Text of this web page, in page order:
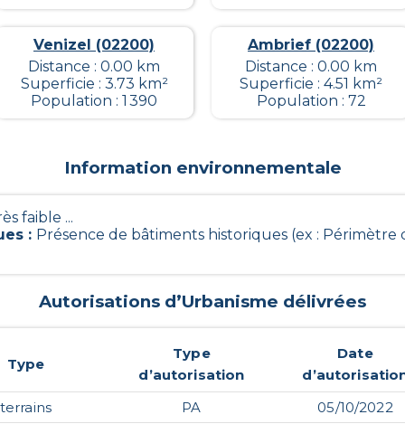
Venizel (02200)
Distance : 0.00 km
Superficie : 3.73 km²
Population : 1 390
Ambrief (02200)
Distance : 0.00 km
Superficie : 4.51 km²
Population : 72
Information environnementale
faible ...
: Présence de bâtiments historiques (ex :
Autorisations d’Urbanisme délivrées
Type
Type
d’autorisation
Date
terrains
PA
05/10/2022